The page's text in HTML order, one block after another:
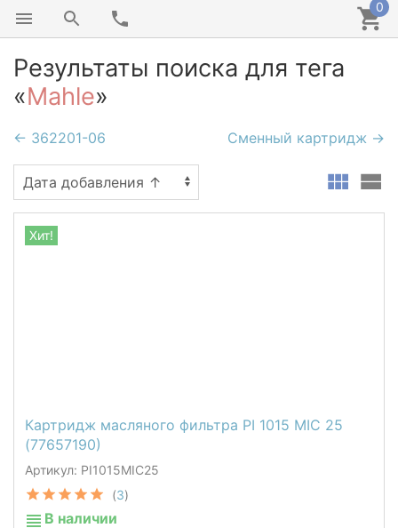
0
Результаты поиска для тега
«Mahle»
Сменный картридж →
← 362201-06
Картридж масляного фильтра PI 1015 MIC 25
(77657190)
Артикул: PI1015MIC25
(3)
В наличии
Хит!